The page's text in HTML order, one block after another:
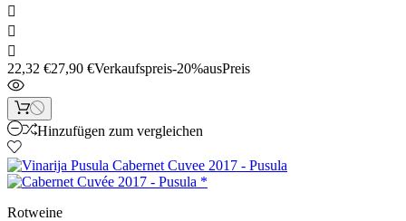



22,32 €27,90 €Verkaufspreis-20%ausPreis
Hinzufügen zum vergleichen
Rotweine